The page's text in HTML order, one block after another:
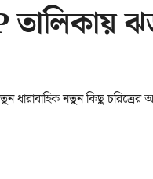
ধারাবাহিক নতুন কিছু